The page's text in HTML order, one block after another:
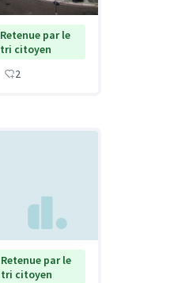
Retenue par le
tri citoyen
2
Retenue par le
tri citoyen